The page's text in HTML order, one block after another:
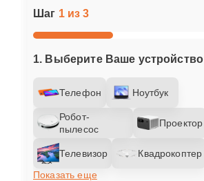
Шаг 1 из 3
1. Выберите Ваше устройство
Телефон Ноутбук
Робот-
пылесос
Проектор
Телевизор
Квадрокоптер
Показать еще